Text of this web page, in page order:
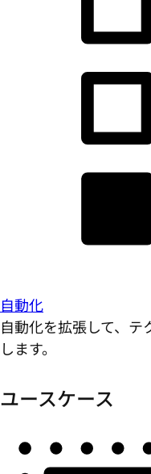
自動化
自動化を拡張して、
します。
ユースケース